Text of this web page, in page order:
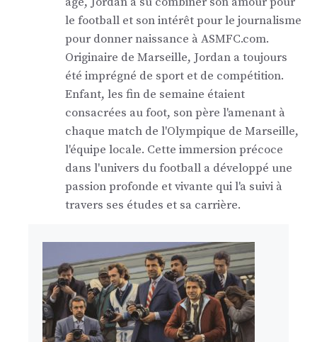
le football et son intérêt pour le journalisme
pour donner naissance à ASMFC.com.
Originaire de Marseille, Jordan a toujours
été imprégné de sport et de compétition.
Enfant, les fin de semaine étaient
consacrées au foot, son père l'amenant à
chaque match de l'Olympique de Marseille,
l'équipe locale. Cette immersion précoce
dans l'univers du football a développé une
passion profonde et vivante qui l'a suivi à
travers ses études et sa carrière.